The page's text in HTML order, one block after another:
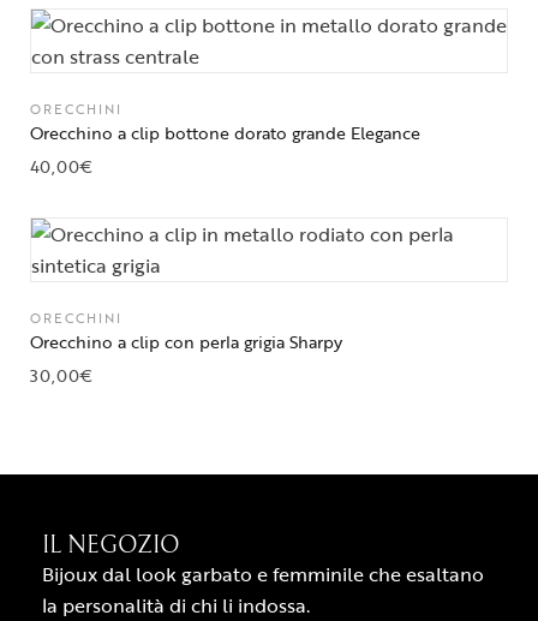
ORECCHINI
Orecchino a clip bottone dorato grande Elegance
40,00€
ORECCHINI
Orecchino a clip con perla grigia Sharpy
30,00€
IL NEGOZIO
Bijoux dal look garbato e femminile che esaltano
la personalità di chi li indossa.